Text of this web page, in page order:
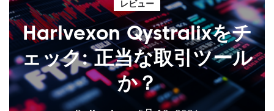
レビュー
Harlvexon Qystralixをチ
ェック: 正当な取引ツール
か？